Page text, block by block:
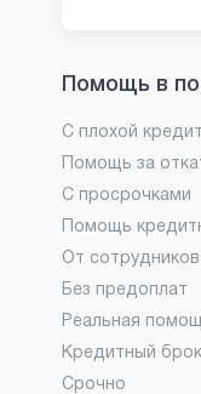
Помощь в
С плохой
Помощь за
С просрочками
Помощь
От сотрудников
Без предоплат
Реальная
Кредитный
Срочно